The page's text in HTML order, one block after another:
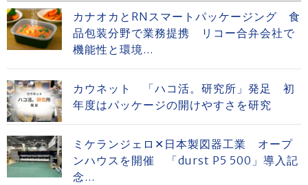
カナオカとRNスマートパッケージング 食
品包装分野で業務提携 リコー合弁会社で
機能性と環境...
カウネット 「ハコ活。研究所」発足 初
年度はパッケージの開けやすさを研究
ミケランジェロ✕日本製図器工業 オープ
ンハウスを開催 「durst P5 500」導入記
念...